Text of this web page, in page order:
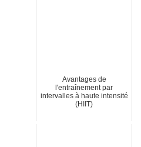
Avantages de
l'entraînement par
intervalles à haute intensité
(HIIT)